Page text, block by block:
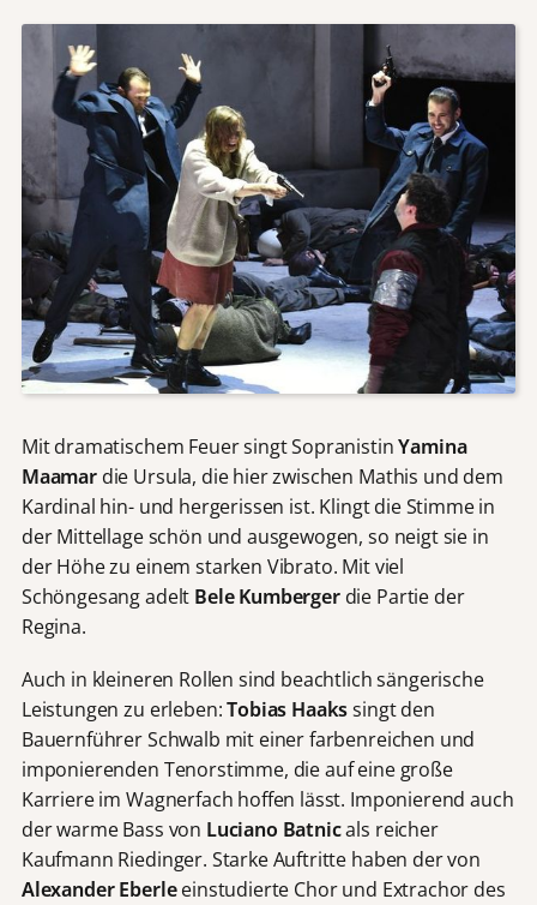
Mit dramatischem Feuer singt SopranistinYamina
Maamardie Ursula, die hier zwischen Mathis und dem
Kardinal hin- und hergerissen ist. Klingt die Stimme in
der Mittellage schön und ausgewogen, so neigt sie in
der Höhe zu einem starken Vibrato. Mit viel
Schöngesang adelt Bele Kumbergerdie Partie der
Regina.
Auch in kleineren Rollen sind beachtlich sängerische
Leistungen zu erleben:Tobias Haakssingt den
Bauernführer Schwalb mit einer farbenreichen und
imponierenden Tenorstimme, die auf eine große
Karriere im Wagnerfach hoffen lässt. Imponierend auch
der warme Bass von Luciano Batnicals reicher
Kaufmann Riedinger. Starke Auftritte haben der von
Alexander Eberleeinstudierte Chor und Extrachor des